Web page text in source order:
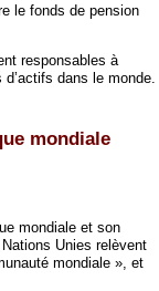
le fonds de pension
responsables à
dans le monde.
mondiale
mondiale et son
Unies relèvent
mondiale », et